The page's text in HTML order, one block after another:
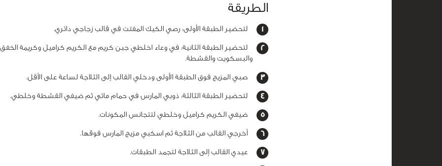
الطريقة
لتحضير الطبقة الأولى: رصي الكيك المفتت في قالب زجاجي دائري.
لتحضير الطبقة الثانية: في وعاء اخلطي جبن كريم مع الكريم كراميل وكريمة الخفق
والبسكويت والقشطة.
صبي المزيج فوق الطبقة الأولى ودخلي القالب إلى الثلاجة لساعة على الأقل.
لتحضير الطبقة الثالثة: ذوبي المارس في حمام مائي ثم ضيفي القشطة وخلطي.
ضيفي الكريم كراميل وخلطي لتتجانس المكونات.
أخرجي القالب من الثلاجة ثم اسكبي مزيج المارس فوقها.
عيدي القالب إلى الثلاجة لتجمد الطبقات.